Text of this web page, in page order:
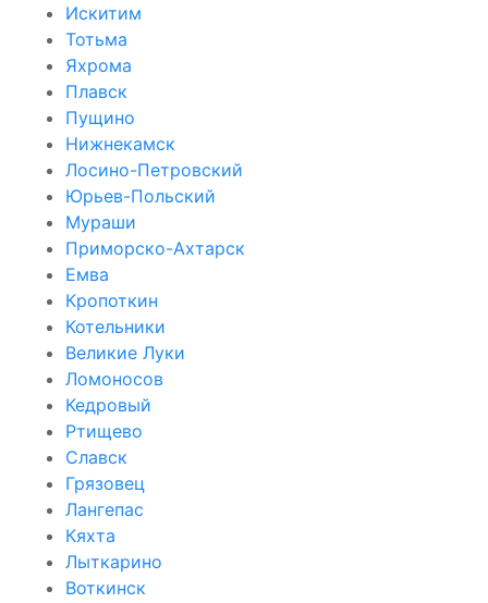
Искитим
Тотьма
Яхрома
Плавск
Пущино
Нижнекамск
Лосино-Петровский
Юрьев-Польский
Мураши
Приморско-Ахтарск
Емва
Кропоткин
Котельники
Великие Луки
Ломоносов
Кедровый
Ртищево
Славск
Грязовец
Лангепас
Кяхта
Лыткарино
Воткинск